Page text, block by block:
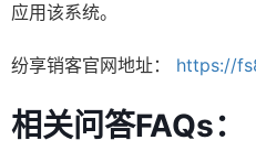
应用该系统。
纷享销客官网地址： https://
相关问答FAQs：